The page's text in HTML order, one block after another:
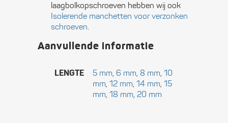
laagbolkopschroeven hebben wij ook
Isolerende manchetten voor verzonken
schroeven.
Aanvullende informatie
LENGTE 5 mm, 6 mm, 8 mm, 10
mm, 12 mm, 14 mm, 15
mm, 18 mm, 20 mm